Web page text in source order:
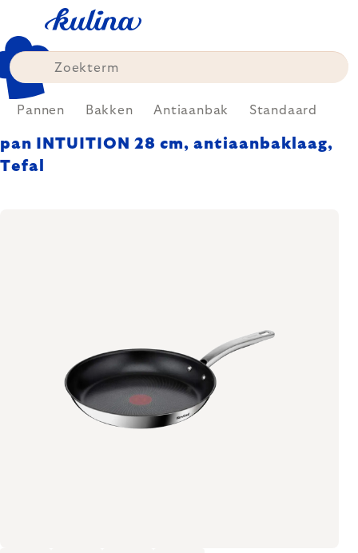
content
Pannen Bakken Antiaanbak Standaard
pan INTUITION 28 cm, antiaanbaklaag,
Tefal